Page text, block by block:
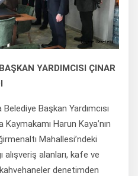
YARDIMCISI ÇINAR
Başkan Yardımcısı
Harun Kaya’nın
Mahallesi’ndeki
alışveriş alanları, kafe ve
denetimden